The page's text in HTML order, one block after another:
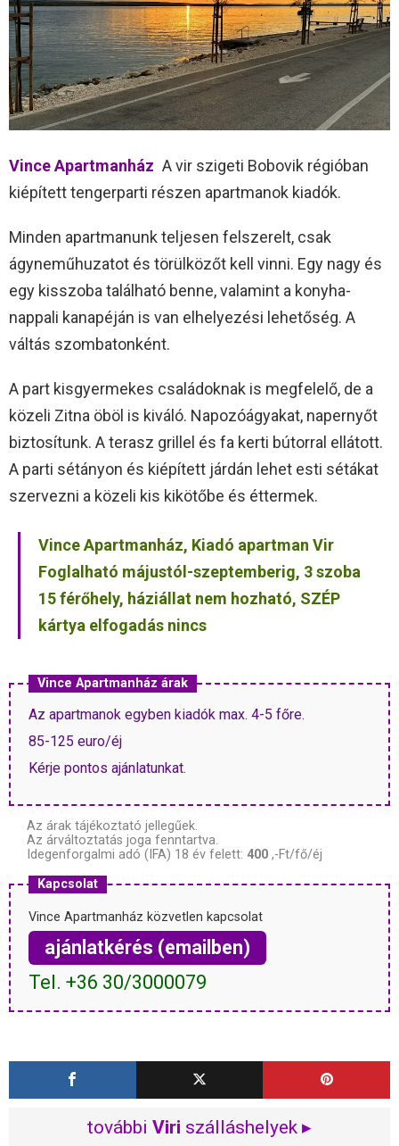
Vince Apartmanház A vir szigeti Bobovik régióban
kiépített tengerparti részen apartmanok kiadók.
Minden apartmanunk teljesen felszerelt, csak
ágyneműhuzatot és törülközőt kell vinni. Egy nagy és
egy kisszoba található benne, valamint a konyha-
nappali kanapéján is van elhelyezési lehetőség. A
váltás szombatonként.
A part kisgyermekes családoknak is megfelelő, de a
közeli Zitna öböl is kiváló. Napozóágyakat, napernyőt
biztosítunk. A terasz grillel és fa kerti bútorral ellátott.
A parti sétányon és kiépített járdán lehet esti sétákat
szervezni a közeli kis kikötőbe és éttermek.
Vince Apartmanház, Kiadó apartman Vir
Foglalható májustól-szeptemberig, 3 szoba
15 férőhely, háziállat nem hozható, SZÉP
kártya elfogadás nincs
Vince Apartmanház árak
Az apartmanok egyben kiadók max. 4-5 főre.
85-125 euro/éj
Kérje pontos ajánlatunkat.
Az árak tájékoztató jellegűek.
Az árváltoztatás joga fenntartva.
Idegenforgalmi adó (IFA) 18 év felett: 400 ,-Ft/fő/éj
Kapcsolat
Vince Apartmanház közvetlen kapcsolat
ajánlatkérés (emailben)
Tel. +36 30/3000079
további Viri szálláshelyek ▸